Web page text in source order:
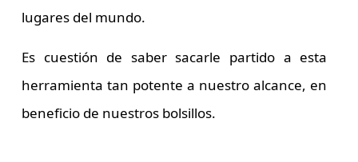
lugares del mundo.
Es cuestión de saber sacarle partido a esta
herramienta tan potente a nuestro alcance, en
beneficio de nuestros bolsillos.